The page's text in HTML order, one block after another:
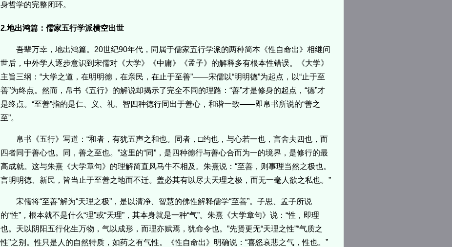
身哲学的完整闭环。
2.地出鸿篇：儒家五行学派横空出世
吾辈万幸，地出鸿篇。20世纪90年代，同属于儒家五行学派的两种简本《性自命出》相继问
世后，中外学人逐步意识到宋儒对《大学》《中庸》《孟子》的解释多有根本性错误。《大学》
主旨三纲：“大学之道，在明明德，在亲民，在止于至善”——宋儒以“明明德”为起点，以“止于至
善”为终点。然而，帛书《五行》的解说却揭示了完全不同的理路：“善”才是修身的起点，“德”才
是终点。“至善”指的是仁、义、礼、智四种德行同出于善心，和谐一致——即帛书所说的“善之
至”。
帛书《五行》写道：“和者，有犹五声之和也。同者，□约也，与心若一也，言舍夫四也，而
四者同于善心也。同，善之至也。”这里的“同”，是四种德行与善心合而为一的境界，是修行的最
高成就。这与朱熹《大学章句》的理解简直风马牛不相及。朱熹说：“至善，则事理当然之极也。
言明明德、新民，皆当止于至善之地而不迁。盖必其有以尽夫天理之极，而无一毫人欲之私也。”
宋儒将“至善”解为“天理之极”，是以清净、智慧的佛性解释儒学“至善”。子思、孟子所说
的“性”，根本就不是什么“理”或“天理”，其本身就是一种“气”。朱熹《大学章句》说：“性，即理
也。天以阴阳五行化生万物，气以成形，而理亦赋焉，犹命令也。”先贤更无“天理之性”“气质之
性”之别。性只是人的自然特质，如药之有气性。《性自命出》明确说：“喜怒哀悲之气，性也。”